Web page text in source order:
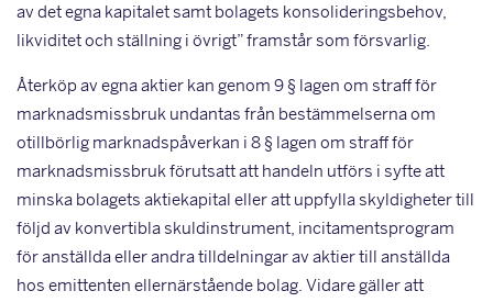
av det egna kapitalet samt bolagets konsolideringsbehov,
likviditet och ställning i övrigt” framstår som försvarlig.
Återköp av egna aktier kan genom 9 § lagen om straff för
marknadsmissbruk undantas från bestämmelserna om
otillbörlig marknadspåverkan i 8 § lagen om straff för
marknadsmissbruk förutsatt att handeln utförs i syfte att
minska bolagets aktiekapital eller att uppfylla skyldig­heter till
följd av konvertibla skuldinstrument, incitamentsprogram
för anställda eller andra tilldelningar av aktier till anställda
hos emittenten ellernärstående bolag. Vidare gäller att